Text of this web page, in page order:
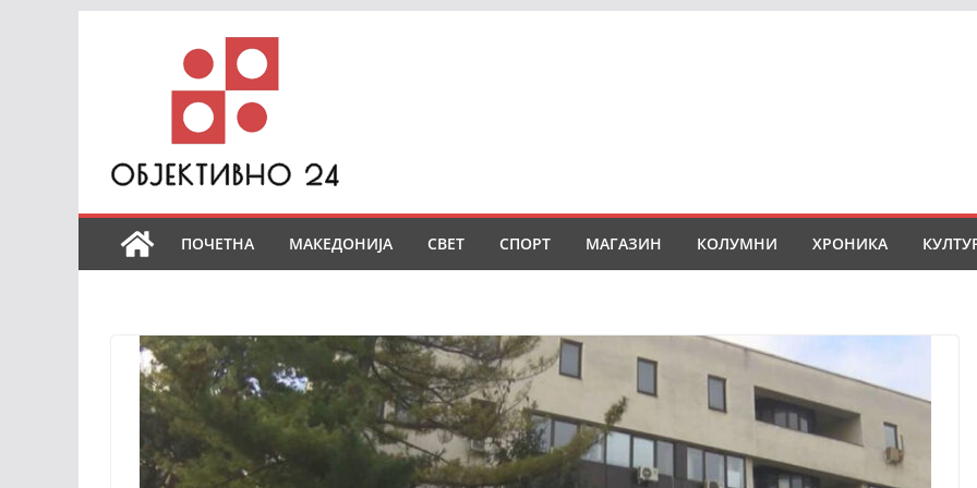
ПОЧЕТНА МАКЕДОНИЈА СВЕТ СПОРТ МАГАЗИН КОЛУМНИ ХРОНИКА